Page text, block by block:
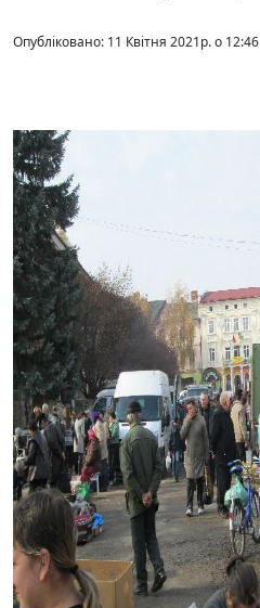
Опубліковано: 11 Квітня 2021р. о 12:46